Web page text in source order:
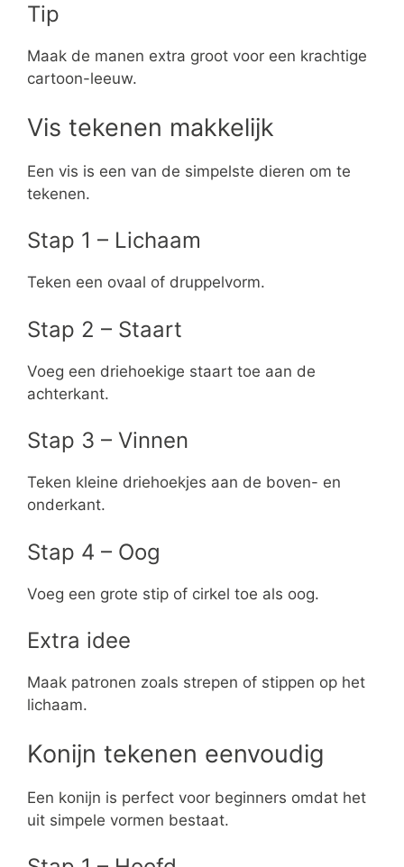
Tip
Maak de manen extra groot voor een krachtige
cartoon-leeuw.
Vis tekenen makkelijk
Een vis is een van de simpelste dieren om te
tekenen.
Stap 1 – Lichaam
Teken een ovaal of druppelvorm.
Stap 2 – Staart
Voeg een driehoekige staart toe aan de
achterkant.
Stap 3 – Vinnen
Teken kleine driehoekjes aan de boven- en
onderkant.
Stap 4 – Oog
Voeg een grote stip of cirkel toe als oog.
Extra idee
Maak patronen zoals strepen of stippen op het
lichaam.
Konijn tekenen eenvoudig
Een konijn is perfect voor beginners omdat het
uit simpele vormen bestaat.